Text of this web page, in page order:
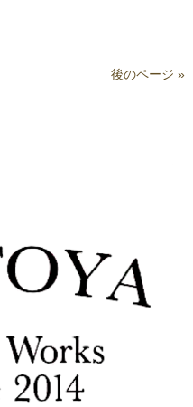
後のページ »